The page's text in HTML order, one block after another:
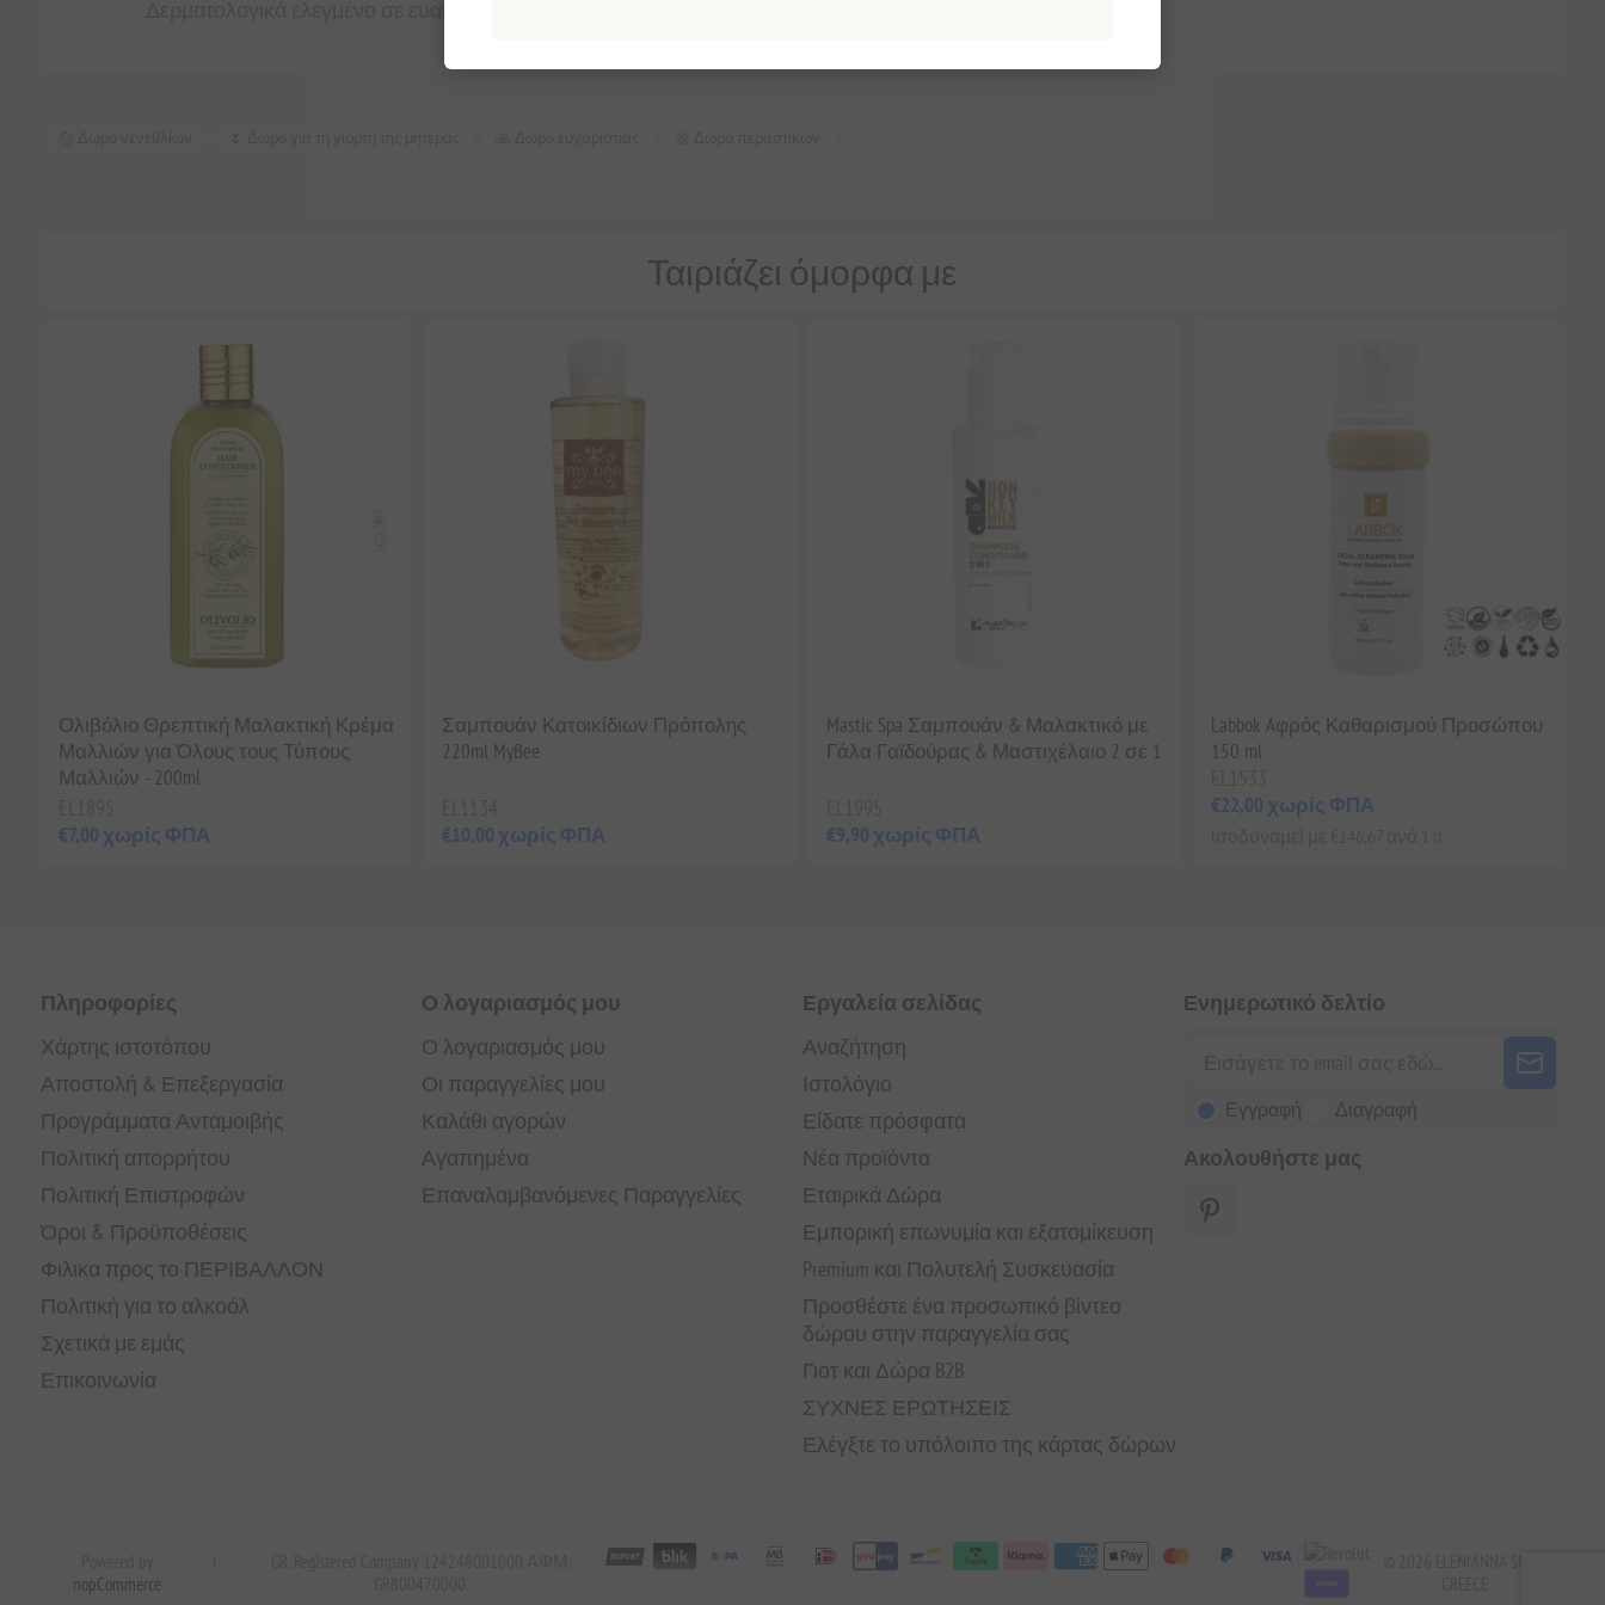
Ταιριάζει όμορφα με
Ολιβόλιο Θρεπτική Μαλακτική Κρέμα
Μαλλιών για Όλους τους Τύπους
Μαλλιών - 200ml
€7,00 χωρίς ΦΠΑ
Σαμπουάν Κατοικίδιων Πρόπολης
220ml MyBee
€10,00 χωρίς ΦΠΑ
Mastic Spa Σαμπουάν & Μαλακτικό με
Γάλα Γαϊδούρας & Μαστιχέλαιο 2 σε 1
€9,90 χωρίς ΦΠΑ
Labbok Aφρός Καθαρισμού Προσώπου
150 ml
€22,00 χωρίς ΦΠΑ
Πληροφορίες
Χάρτης ιστοτόπου
Αποστολή & Επεξεργασία
Προγράμματα Ανταμοιβής
Πολιτική απορρήτου
Πολιτική Επιστροφών
Όροι & Προϋποθέσεις
Φιλικα προς το ΠΕΡΙΒΑΛΛΟΝ
Πολιτική για το αλκοόλ
Σχετικά με εμάς
Επικοινωνία
Ο λογαριασμός μου
Ο λογαριασμός μου
Οι παραγγελίες μου
Καλάθι αγορών
Αγαπημένα
Επαναλαμβανόμενες Παραγγελίες
Εργαλεία σελίδας
Αναζήτηση
Ιστολόγιο
Είδατε πρόσφατα
Νέα προϊόντα
Εταιρικά Δώρα
Εμπορική επωνυμία και εξατομίκευση
Premium και Πολυτελή Συσκευασία
Προσθέστε ένα προσωπικό βίντεο
δώρου στην παραγγελία σας
Γιοτ και Δώρα B2B
ΣΥΧΝΕΣ ΕΡΩΤΗΣΕΙΣ
Ελέγξτε το υπόλοιπο της κάρτας δώρων
Ενημερωτικό δελτίο
Εγγραφή Διαγραφή
Ακολουθήστε μας
nopCommerce